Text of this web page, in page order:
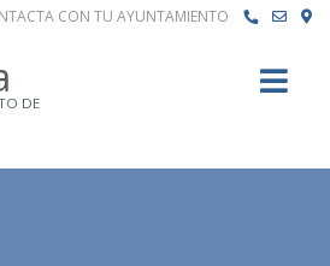
CON TU AYUNTAMIENTO
DE